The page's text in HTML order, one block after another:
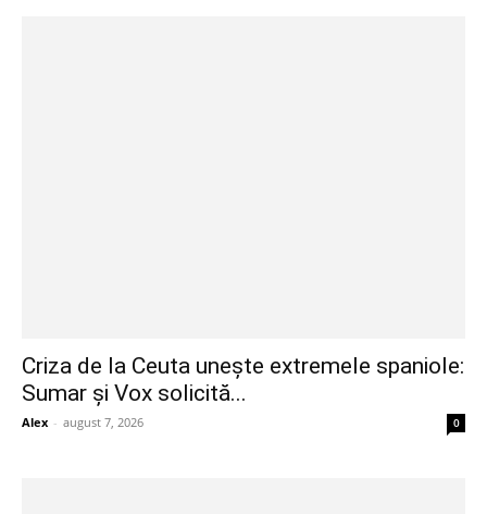
Criza de la Ceuta unește extremele spaniole:
Sumar și Vox solicită...
Alex - august 7, 2026 0